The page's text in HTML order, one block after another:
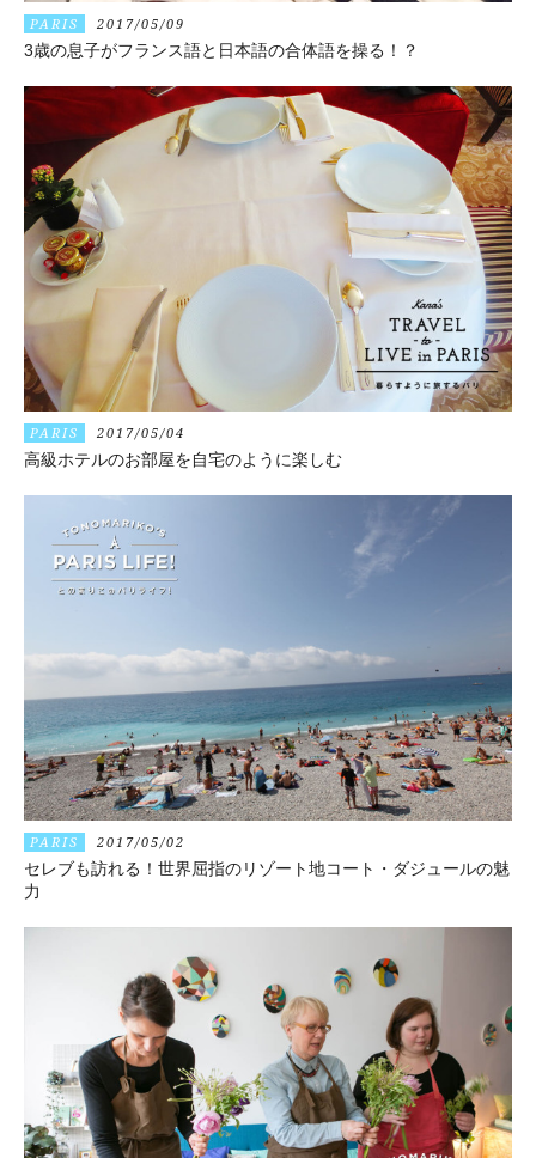
PARIS 2017/05/09
3歳の息子がフランス語と日本語の合体語を操る！？
PARIS 2017/05/04
高級ホテルのお部屋を自宅のように楽しむ
PARIS 2017/05/02
セレブも訪れる！世界屈指のリゾート地コート・ダジュールの魅
力